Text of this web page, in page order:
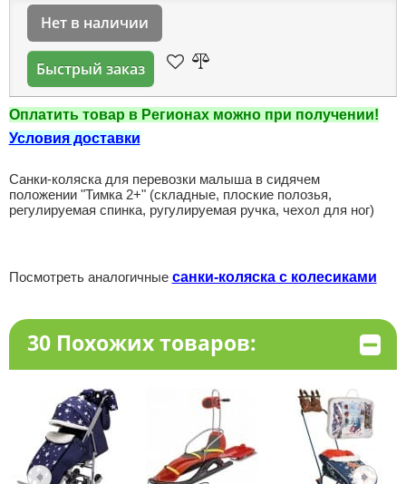
Нет в наличии
Быстрый заказ
Оплатить товар в Регионах можно при получении!
Условия доставки
Санки-коляска для перевозки малыша в сидячем
положении "Тимка 2+" (складные, плоские полозья,
регулируемая спинка, ругулируемая ручка, чехол для ног)
Посмотреть аналогичные санки-коляска с колесиками
30 Похожих товаров: